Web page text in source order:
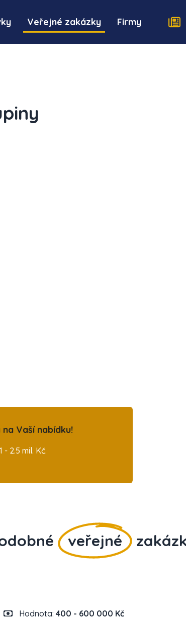
Veřejné zakázky Firmy
Vaší nabídku!
2.5 mil. Kč.
veřejné
Hodnota: 400 - 600 000 Kč